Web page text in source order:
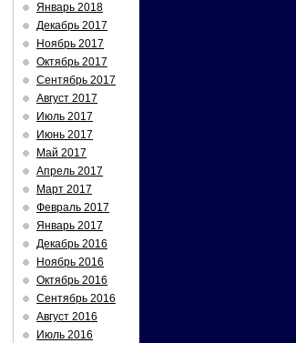
Январь 2018
Декабрь 2017
Ноябрь 2017
Октябрь 2017
Сентябрь 2017
Август 2017
Июль 2017
Июнь 2017
Май 2017
Апрель 2017
Март 2017
Февраль 2017
Январь 2017
Декабрь 2016
Ноябрь 2016
Октябрь 2016
Сентябрь 2016
Август 2016
Июль 2016